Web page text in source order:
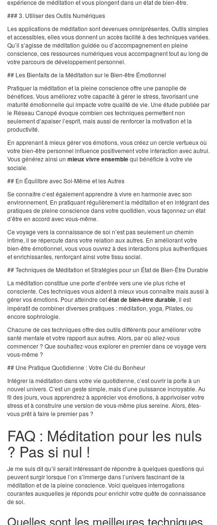
expérience de méditation et vous plongent dans un état de bien-être.
### 3. Utiliser des Outils Numériques
Les applications de méditation sont devenues omniprésentes. Outils simples
et accessibles, elles vous donnent un accès facilité à des techniques variées.
Qu’il s’agisse de méditation guidée ou d’accompagnement en pleine
conscience, ces ressources numériques vous accompagnent tout au long de
votre parcours de développement personnel.
## Les Bienfaits de la Méditation sur le Bien-être Émotionnel
Pratiquer la méditation et la pleine conscience offre une panoplie de
bénéfices. Vous améliorez votre capacité à gérer le stress, favorisant une
maturité émotionnelle qui impacte votre qualité de vie. Une étude publiée par
le Réseau Canopé évoque combien ces techniques permettent non
seulement d’apaiser l’esprit, mais aussi de renforcer la motivation et la
productivité.
En apprenant à mieux gérer vos émotions, vous créez un cercle vertueux où
votre bien-être personnel influence positivement votre interaction avec autrui.
Vous générez ainsi un mieux vivre ensemblequi bénéficie à votre vie
sociale.
## En Équilibre avec Soi-Même et les Autres
Se connaître c’est également apprendre à vivre en harmonie avec son
environnement. En pratiquant régulièrement la méditation et en intégrant des
pratiques de pleine conscience dans votre quotidien, vous façonnez un état
d’être en accord avec vous-même.
Ce voyage vers la connaissance de soi n’est pas seulement un chemin
intime, il se répercute dans votre relation aux autres. En améliorant votre
bien-être émotionnel, vous vous ouvrez à des interactions plus authentiques
et enrichissantes, renforçant ainsi votre tissu social.
## Techniques de Méditation et Stratégies pour un État de Bien-Être Durable
La méditation constitue une porte d’entrée vers une vie plus riche et
consciente. Ces techniques vous aident à mieux vous connaître mais aussi à
gérer vos émotions. Pour atteindre cetétat de bien-être durable, il est
impératif de combiner diverses pratiques : méditation, yoga, Pilates, ou
encore sophrologie.
Chacune de ces techniques offre des outils différents pour améliorer votre
santé mentale et votre rapport aux autres. Alors, par où allez-vous
commencer ? Que souhaitez-vous explorer en premier dans ce voyage vers
vous-même ?
## Une Pratique Quotidienne : Votre Clé du Bonheur
Intégrer la méditation dans votre vie quotidienne, c’est ouvrir la porte à un
nouvel univers. C’est un geste simple, mais d’une puissance incroyable. Au
fil des jours, vous apprendrez à apprécier vos émotions, à apprivoiser votre
stress et à construire une version de vous-même plus sereine. Alors, êtes-
vous prêt à faire le premier pas ?
FAQ : Méditation pour les nuls
? Pas si nul !
Je me suis dit qu’il serait intéressant de répondre à quelques questions qui
peuvent surgir lorsque l’on s’immerge dans l’univers fascinant de la
méditation et de la pleine conscience. Voici quelques interrogations
courantes auxquelles je réponds pour enrichir votre quête de connaissance
de soi.
Quelles sont les meilleures techniques